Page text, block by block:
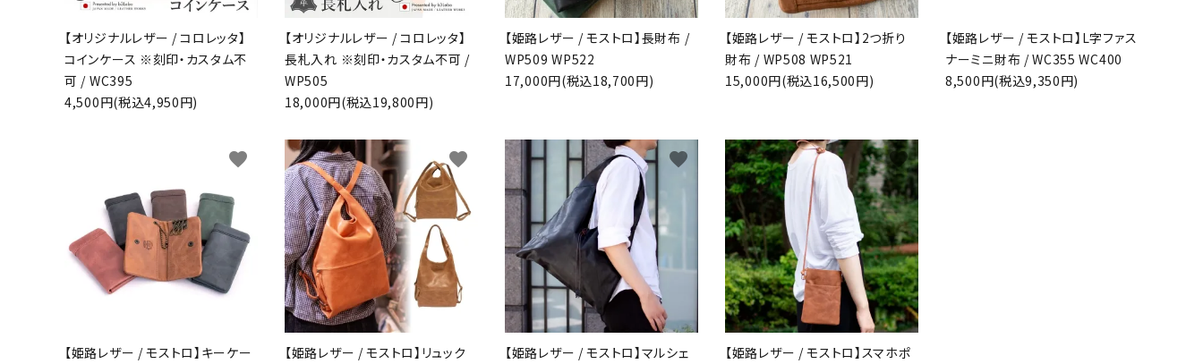
【オリジナルレザー / コロレッタ】
コインケース ※刻印・カスタム不
可 / WC395
4,500円(税込4,950円)
【オリジナルレザー / コロレッタ】
長札入れ ※刻印・カスタム不可 /
WP505
18,000円(税込19,800円)
【姫路レザー / モストロ】長財布 /
WP509 WP522
17,000円(税込18,700円)
【姫路レザー / モストロ】2つ折り
財布 / WP508 WP521
15,000円(税込16,500円)
【姫路レザー / モストロ】L字ファス
ナーミニ財布 / WC355 WC400
8,500円(税込9,350円)
【姫路レザー / モストロ】キーケー
favorite
【姫路レザー / モストロ】リュック
favorite
【姫路レザー / モストロ】マルシェ
favorite
【姫路レザー / モストロ】スマホポ
favorite